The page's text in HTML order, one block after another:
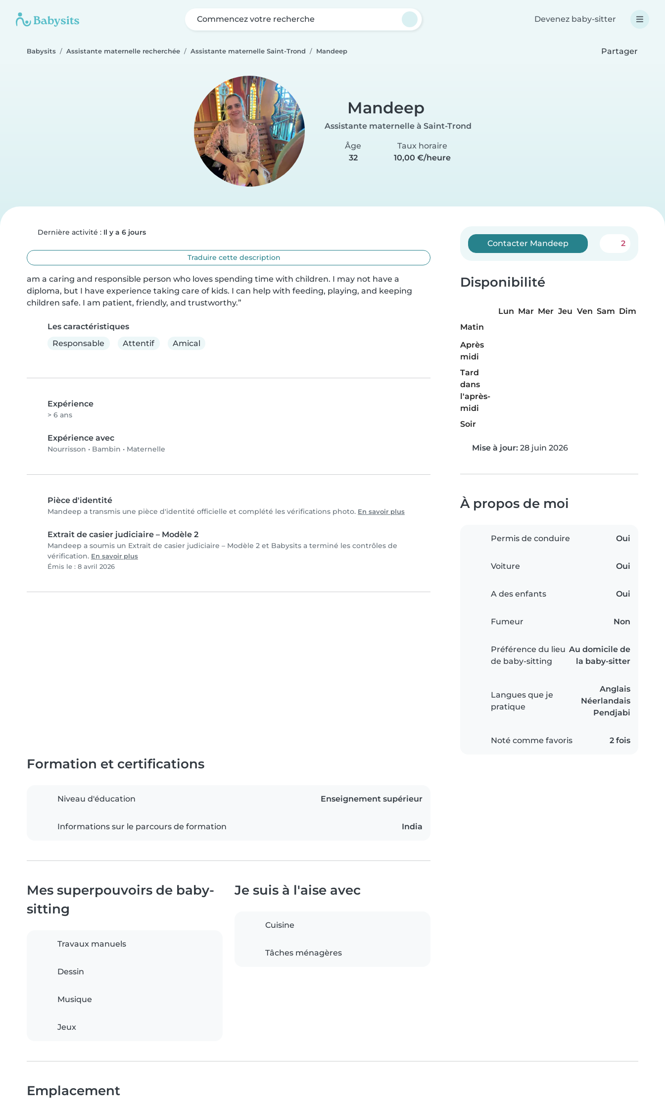
Commencez votre recherche Devenez baby-sitter
Babysits Assistante maternelle recherchée Assistante maternelle Saint-Trond Mandeep Partager
Mandeep
Assistante maternelle à Saint-Trond
Âge
32
Taux horaire
10,00 €/heure
Dernière activité : Il y a 6 jours
Traduire cette description
am a caring and responsible person who loves spending time with children. I may not have a
diploma, but I have experience taking care of kids. I can help with feeding, playing, and keeping
children safe. I am patient, friendly, and trustworthy.”
Les caractéristiques
Responsable
Attentif Amical
Expérience
> 6 ans
Expérience avec
Nourrisson • Bambin • Maternelle
Pièce d'identité
Mandeep a transmis une pièce d'identité officielle et complété les vérifications photo. En savoir plus
Extrait de casier judiciaire – Modèle 2
Mandeep a soumis un Extrait de casier judiciaire – Modèle 2 et Babysits a terminé les contrôles de
vérification. En savoir plus
Émis le : 8 avril 2026
Contacter Mandeep 2
Disponibilité
Lun Mar Mer Jeu Ven Sam Dim
Matin
Après
midi
Tard
dans
l'après-
midi
Soir
Mise à jour: 28 juin 2026
À propos de moi
Permis de conduire Oui
Voiture Oui
A des enfants Oui
Fumeur Non
Préférence du lieu
de baby-sitting
Au domicile de
la baby-sitter
Langues que je
pratique
Anglais
Néerlandais
Pendjabi
Noté comme favoris 2 fois
Formation et certifications
Niveau d'éducation Enseignement supérieur
Informations sur le parcours de formation India
Mes superpouvoirs de baby-
sitting
Travaux manuels
Dessin
Musique
Jeux
Je suis à l'aise avec
Cuisine
Tâches ménagères
Emplacement